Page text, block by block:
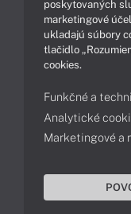
Ako nakupovať
Podpora a servis
043
poskytovaných
marketingové
ukladajú súbory
tlačidlo
cookies.
Funkčné a
Analytické
Marketingové a